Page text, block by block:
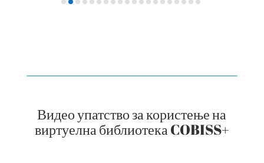
Видео упатство за користење на
виртуелна библиотека COBISS+